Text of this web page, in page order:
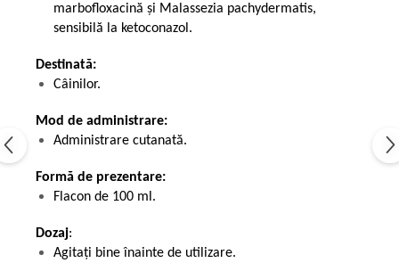
marbofloxacină și Malassezia pachydermatis,
sensibilă la ketoconazol.
Destinată:
Câinilor.
Mod de administrare:
Administrare cutanată.
Formă de prezentare:
Flacon de 100 ml.
Dozaj:
Agitați bine înainte de utilizare.